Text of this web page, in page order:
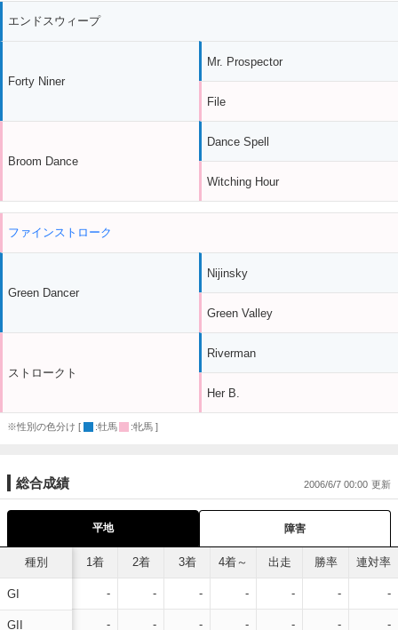
エンドスウィープ
Forty Niner
Broom Dance
Mr. Prospector
File
Dance Spell
Witching Hour
ファインストローク
Green Dancer
ストロークト
Nijinsky
Green Valley
Riverman
Her B.
※性別の色分け [ :牡馬 :牝馬 ]
総合成績 2006/6/7 00:00
平地 障害
種別
GI
GII
1着 2着 3着 4着～ 出走 勝率 連対率
- - - - - - -
- - - - - - -